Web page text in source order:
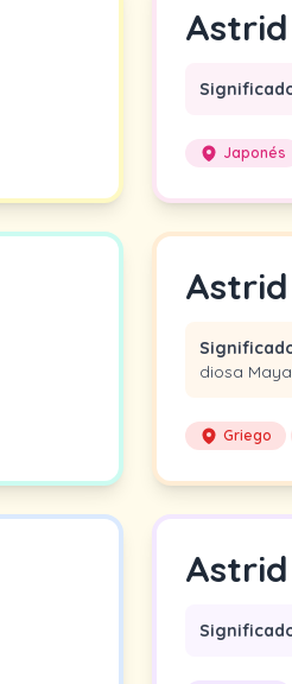
Astrid
Japonés
Astrid
diosa
Griego
Astrid